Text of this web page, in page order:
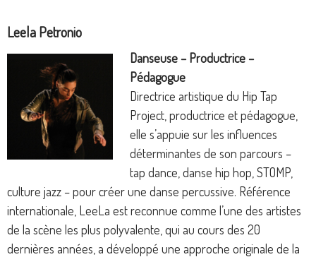
Leela Petronio
Danseuse – Productrice –
Pédagogue
Directrice artistique du Hip Tap
Project, productrice et pédagogue,
elle s’appuie sur les influences
déterminantes de son parcours –
tap dance, danse hip hop, STOMP,
culture jazz – pour créer une danse percussive. Référence
internationale, LeeLa est reconnue comme l’une des artistes
de la scène les plus polyvalente, qui au cours des 20
dernières années, a développé une approche originale de la